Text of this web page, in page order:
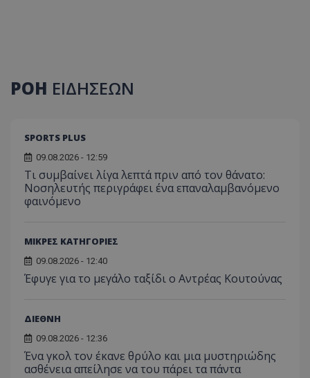
ΡΟΗ ΕΙΔΗΣΕΩΝ
SPORTS PLUS
09.08.2026 - 12:59
Τι συμβαίνει λίγα λεπτά πριν από τον θάνατο:
Νοσηλευτής περιγράφει ένα επαναλαμβανόμενο
φαινόμενο
ΜΙΚΡΕΣ ΚΑΤΗΓΟΡΙΕΣ
09.08.2026 - 12:40
Έφυγε για το μεγάλο ταξίδι ο Αντρέας Κουτούνας
ΔΙΕΘΝΗ
09.08.2026 - 12:36
Ένα γκολ τον έκανε θρύλο και μια μυστηριώδης
ασθένεια απείλησε να του πάρει τα πάντα